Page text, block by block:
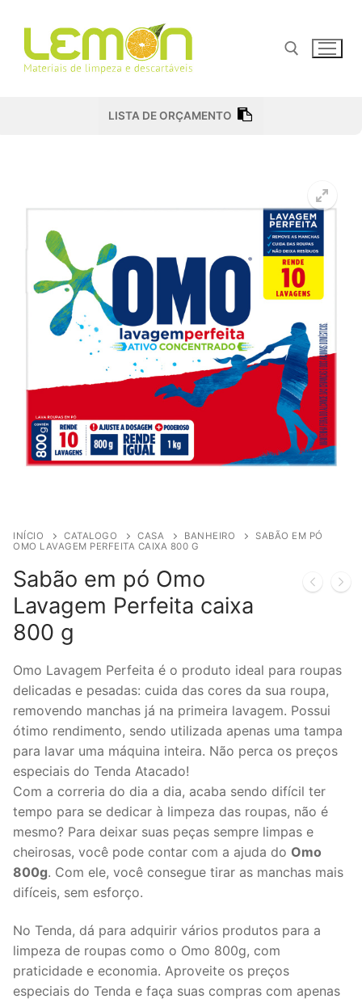
para
conteúdo
Pesquisar por:
LISTA DE ORÇAMENTO
INÍCIO CATALOGO CASA BANHEIRO
SABÃO EM PÓ
OMO LAVAGEM PERFEITA CAIXA 800 G
Sabão em pó Omo
Lavagem Perfeita caixa
800 g
Omo Lavagem Perfeita é o produto ideal para roupas
delicadas e pesadas: cuida das cores da sua roupa,
removendo manchas já na primeira lavagem. Possui
ótimo rendimento, sendo utilizada apenas uma tampa
para lavar uma máquina inteira. Não perca os preços
especiais do Tenda Atacado!
Com a correria do dia a dia, acaba sendo difícil ter
tempo para se dedicar à limpeza das roupas, não é
mesmo? Para deixar suas peças sempre limpas e
cheirosas, você pode contar com a ajuda do Omo
800g. Com ele, você consegue tirar as manchas mais
difíceis, sem esforço.
No Tenda, dá para adquirir vários produtos para a
limpeza de roupas como o Omo 800g, com
praticidade e economia. Aproveite os preços
especiais do Tenda e faça suas compras com apenas